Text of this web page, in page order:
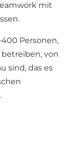
mit
Personen,
von
sind, das es